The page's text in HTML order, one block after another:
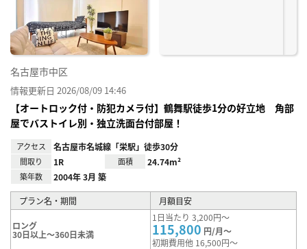
名古屋市中区
情報更新日 2026/08/09 14:46
【オートロック付・防犯カメラ付】鶴舞駅徒歩1分の好立地 角部
屋でバストイレ別・独立洗面台付部屋！
アクセス 名古屋市名城線「栄駅」徒歩30分
間取り 1R 面積 24.74m²
築年数 2004年 3月 築
プラン名・期間 月額目安
ロング
30日以上～360日未満
1日当たり 3,200円～
115,800 円/月～
初期費用他 16,500円～